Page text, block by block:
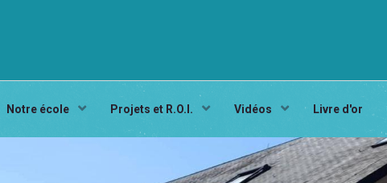
Notre école Projets et R.O.I. Vidéos Livre d'or